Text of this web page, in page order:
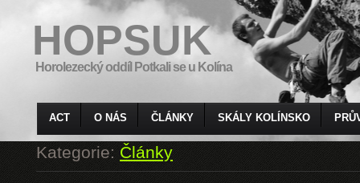
HOPSUK
Horolezecký oddíl Potkali se u Kolína
ACT O NÁS ČLÁNKY SKÁLY KOLÍNSKO
Kategorie:Články